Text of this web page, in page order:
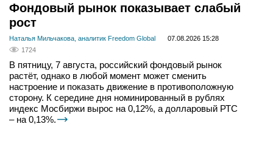
Фондовый рынок показывает слабый
рост
Наталья Мильчакова, аналитик Freedom Global
07.08.2026 15:28
1724
В пятницу, 7 августа, российский фондовый рынок
растёт, однако в любой момент может сменить
настроение и показать движение в противоположную
сторону. К середине дня номинированный в рублях
индекс Мосбиржи вырос на 0,12%, а долларовый РТС
– на 0,13%.